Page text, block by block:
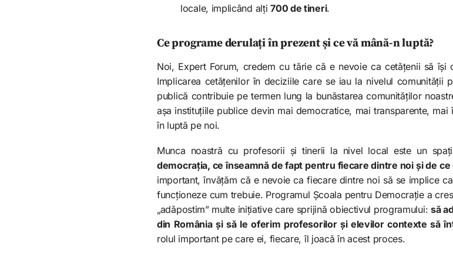
locale, implicând alți700 de tineri.
Ce programe derulați în prezent și ce vă mână-n luptă?
Noi, Expert Forum, credem cu tărie că e nevoie ca cetățenii să își
Implicarea cetățenilor în deciziile care se iau la nivelul comunității
publică contribuie pe termen lung la bunăstarea comunităților
așa instituțiile publice devin mai democratice, mai transparente,
în luptă pe noi.
Munca noastră cu profesorii și tinerii la nivel local este un
democrația, ce înseamnă de fapt pentru fiecare dintre noi și de ce
important, învățăm că e nevoie ca fiecare dintre noi să se implice
funcționeze cum trebuie. Programul Școala pentru Democrație a
„adăpostim” multe inițiative care sprijină obiectivul programului: să
din România și să le oferim profesorilor și elevilor contexte să
rolul important pe care ei, fiecare, îl joacă în acest proces.